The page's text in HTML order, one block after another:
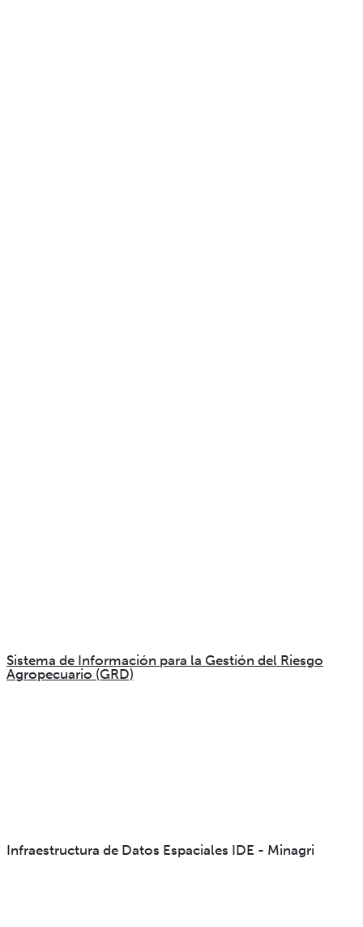
Sistema de Información para la Gestión del Riesgo
Agropecuario (GRD)
Infraestructura de Datos Espaciales IDE - Minagri